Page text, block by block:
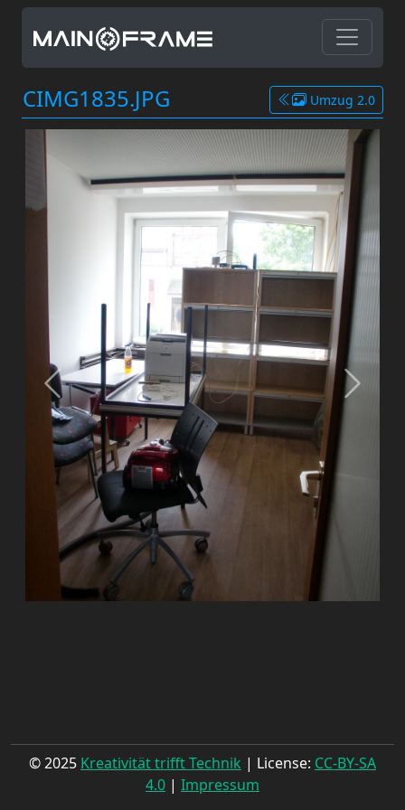
CIMG1835.JPG Umzug 2.0
© 2025 Kreativität trifft Technik | License: CC-BY-SA
4.0 | Impressum